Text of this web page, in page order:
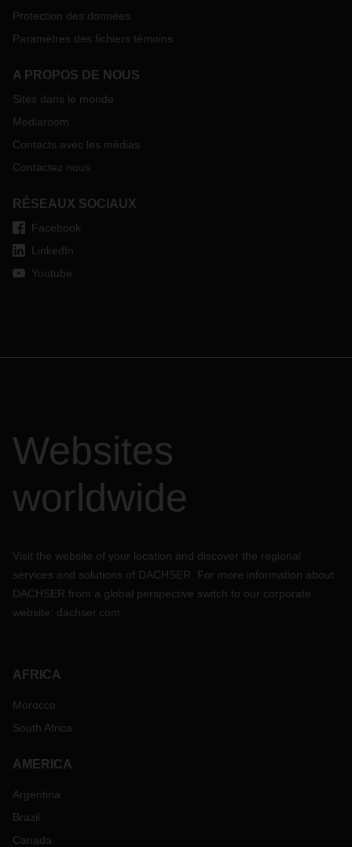
Protection des données
Paramètres des fichiers témoins
A PROPOS DE NOUS
Sites dans le monde
Mediaroom
Contacts avec les médias
Contactez nous
RÉSEAUX SOCIAUX
Facebook
LinkedIn
Youtube
Websites
worldwide
Visit the website of your location and discover the regional
services and solutions of DACHSER. For more information about
DACHSER from a global perspective switch to our corporate
website: dachser.com
AFRICA
Morocco
South Africa
AMERICA
Argentina
Brazil
Canada